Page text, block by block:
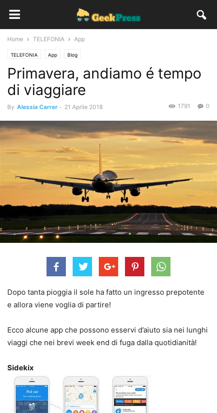
Home TELEFONIA App
TELEFONIA App Blog
Primavera, andiamo é tempo
di viaggiare
By Alessia Carrer - 21 Aprile 2018 0
1791
Dopo tanta pioggia il sole ha fatto un ingresso prepotente
e allora viene voglia di partire!
Ecco alcune app che possono esservi d’aiuto sia nei lunghi
viaggi che nei brevi week end di fuga dalla quotidianità!
Sidekix